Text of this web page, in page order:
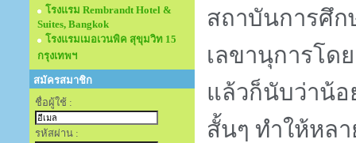
โรงแรม Rembrandt Hotel &
Suites, Bangkok
โรงแรมเมอเวนพิค สุขุมวิท 15
กรุงเทพฯ
สมัครสมาชิก
ชื่อผู้ใช้ :
รหัสผ่าน :
สถาบันการศึก
เลขานุการโด
แล้วก็นับว่าน้อ
สั้นๆ ทำให้หล